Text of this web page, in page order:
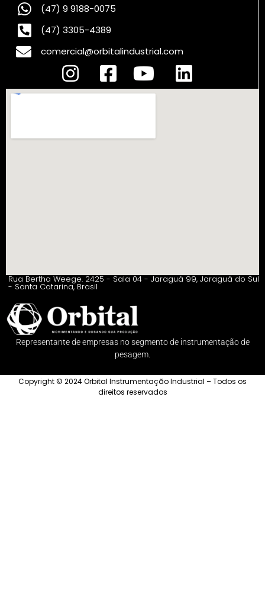
(47) 9 9188-0075
(47) 3305-4389
comercial@orbitalindustrial.com
Rua Bertha Weege. 2425 - Sala 04 - Jaraguá 99, Jaraguá do Sul
- Santa Catarina, Brasil
Representante de empresas no segmento de instrumentação de
pesagem.
Copyright © 2024 Orbital Instrumentação Industrial – Todos os
direitos reservados